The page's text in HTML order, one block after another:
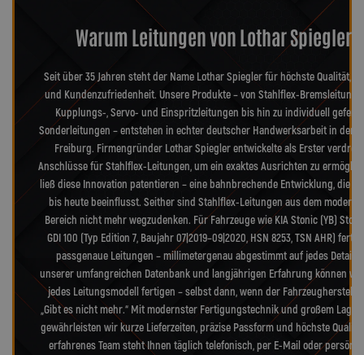
Warum Leitungen von Lothar Spiegler?
Seit über 35 Jahren steht der Name Lothar Spiegler für höchste Qualität,
und Kundenzufriedenheit. Unsere Produkte – von Stahlflex-
Kupplungs-, Servo- und Einspritzleitungen bis hin zu individuell
Sonderleitungen – entstehen in echter deutscher Handwerksarbeit in der
Freiburg. Firmengründer Lothar Spiegler entwickelte als Erster
Anschlüsse für Stahlflex-Leitungen, um ein exaktes Ausrichten zu
ließ diese Innovation patentieren – eine bahnbrechende Entwicklung, die
bis heute beeinflusst. Seither sind Stahlflex-Leitungen aus dem
Bereich nicht mehr wegzudenken. Für Fahrzeuge wie KIA Stonic (YB)
GDI 100 (Typ Edition 7, Baujahr 07|2019–09|2020, HSN 8253, TSN AHR)
passgenaue Leitungen – millimetergenau abgestimmt auf jedes Detail.
unserer umfangreichen Datenbank und langjährigen Erfahrung können
jedes Leitungsmodell fertigen – selbst dann, wenn der
„Gibt es nicht mehr.“ Mit modernster Fertigungstechnik und großem
gewährleisten wir kurze Lieferzeiten, präzise Passform und höchste
erfahrenes Team steht Ihnen täglich telefonisch, per E-Mail oder